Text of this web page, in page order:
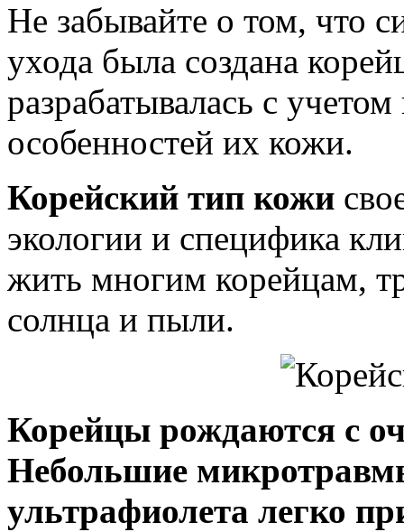
Не забывайте о том, что
ухода была создана
разрабатывалась с
особенностей их кожи.
Корейский тип кожи
экологии и специфика
жить многим корейцам,
солнца и пыли.
Корейцы рождаются с
Небольшие
ультрафиолета легко